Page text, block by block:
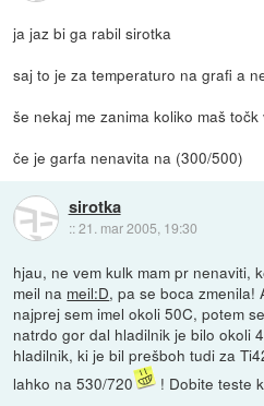
ja jaz bi ga rabil sirotka
saj to je za temperaturo na grafi a
še nekaj me zanima koliko maš
če je garfa nenavita na (300/500)
sirotka
::21. mar 2005, 19:30
hjau, ne vem kulk mam pr nenaviti,
meil na meil:D, pa se boca zmenila!
najprej sem imel okoli 50C, potem
natrdo gor dal hladilnik je bilo okoli
hladilnik, ki je bil prešboh tudi za
lahko na 530/720
! Dobite teste